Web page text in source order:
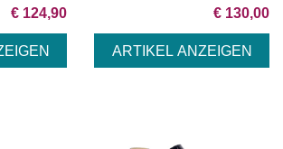
€ 124,90 € 130,00